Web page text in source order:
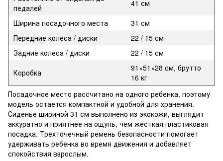
педалей
41 см
Ширина посадочного места
31 см
Передние колеса / диски
22 / 15 см
Задние колеса / диски
22 / 15 см
Коробка
91×51×28 см, брутто
16 кг
Посадочное место рассчитано на одного ребенка, поэтому
модель остается компактной и удобной для хранения.
Сиденье шириной 31 см выполнено из экокожи, выглядит
аккуратно и приятнее на ощупь, чем жесткая пластиковая
посадка. Трехточечный ремень безопасности помогает
удерживать ребенка во время движения и добавляет
спокойствия взрослым.